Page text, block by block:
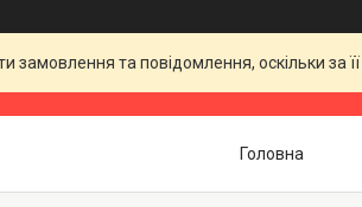
та повідомлення, оскільки
Головна